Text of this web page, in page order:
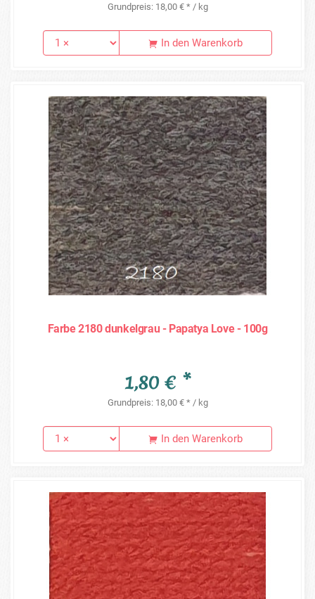
Grundpreis: 18,00 € * / kg
In den Warenkorb
Farbe 2180 dunkelgrau - Papatya Love - 100g
1,80 € *
Grundpreis: 18,00 € * / kg
In den Warenkorb